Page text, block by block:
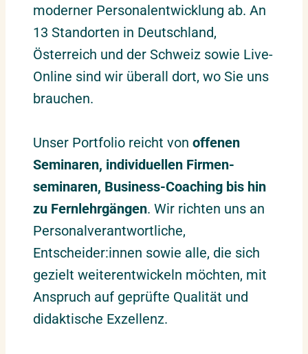
moderner Personalentwicklung ab. An
13 Standorten in Deutschland,
Österreich und der Schweiz sowie Live-
Online sind wir überall dort, wo Sie uns
brauchen.
Unser Portfolio reicht von offenen
Seminaren, individuellen Firmen­
seminaren, Business-Coaching bis hin
zu Fernlehrgängen. Wir richten uns an
Personalverantwortliche,
Entscheider:innen sowie alle, die sich
gezielt weiterentwickeln möchten, mit
Anspruch auf geprüfte Qualität und
didaktische Exzellenz.